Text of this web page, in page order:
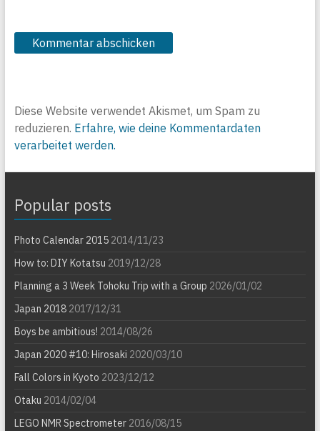
Diese Website verwendet Akismet, um Spam zu
reduzieren. Erfahre, wie deine Kommentardaten
verarbeitet werden.
Popular posts
Photo Calendar 20152014/11/23
How to: DIY Kotatsu 2019/12/28
Planning a 3 Week Tohoku Trip with a Group 2026/01/02
Japan 20182017/12/31
Boys be ambitious! 2014/08/26
Japan 2020 #10: Hirosaki 2020/03/10
Fall Colors in Kyoto 2023/12/12
Otaku 2014/02/04
LEGO NMR Spectrometer2016/08/15